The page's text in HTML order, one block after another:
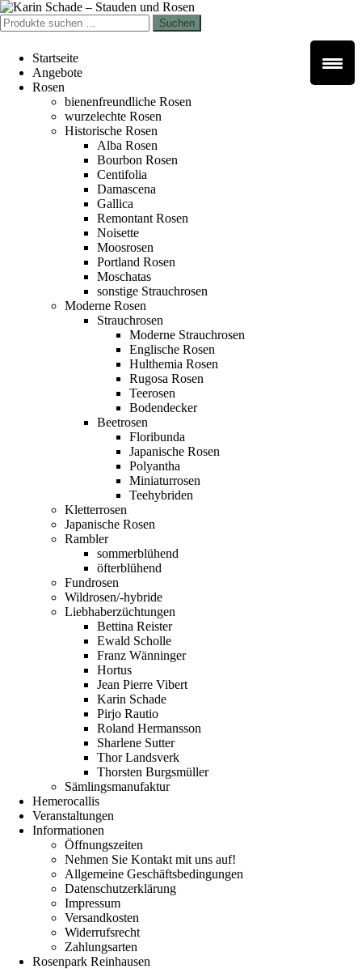
Zur
Navigation
springen
Zum
Inhalt
springen
Suchen
nach:
Suchen
Startseite
Angebote
Rosen
bienenfreundliche Rosen
wurzelechte Rosen
Historische Rosen
Alba Rosen
Bourbon Rosen
Centifolia
Damascena
Gallica
Remontant Rosen
Noisette
Moosrosen
Portland Rosen
Moschatas
sonstige Strauchrosen
Moderne Rosen
Strauchrosen
Moderne Strauchrosen
Englische Rosen
Hulthemia Rosen
Rugosa Rosen
Teerosen
Bodendecker
Beetrosen
Floribunda
Japanische Rosen
Polyantha
Miniaturrosen
Teehybriden
Kletterrosen
Japanische Rosen
Rambler
sommerblühend
öfterblühend
Fundrosen
Wildrosen/-hybride
Liebhaberzüchtungen
Bettina Reister
Ewald Scholle
Franz Wänninger
Hortus
Jean Pierre Vibert
Karin Schade
Pirjo Rautio
Roland Hermansson
Sharlene Sutter
Thor Landsverk
Thorsten Burgsmüller
Sämlingsmanufaktur
Hemerocallis
Veranstaltungen
Informationen
Öffnungszeiten
Nehmen Sie Kontakt mit uns auf!
Allgemeine Geschäftsbedingungen
Datenschutzerklärung
Impressum
Versandkosten
Widerrufsrecht
Zahlungsarten
Rosenpark Reinhausen